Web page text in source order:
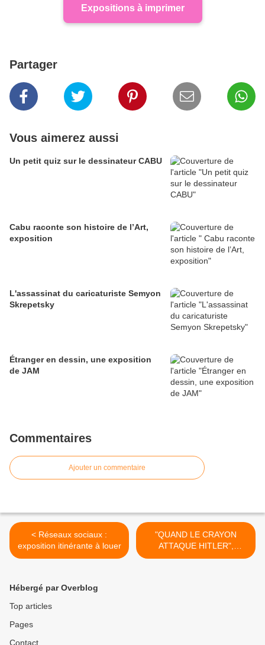
Expositions à imprimer
Partager
Vous aimerez aussi
Un petit quiz sur le dessinateur CABU
Cabu raconte son histoire de l’Art,
exposition
L'assassinat du caricaturiste Semyon
Skrepetsky
Étranger en dessin, une exposition
de JAM
Commentaires
Ajouter un commentaire
< Réseaux sociaux :
exposition itinérante à louer
"QUAND LE CRAYON
ATTAQUE HITLER",
exposition itinérante à
Hébergé par Overblog
Top articles
Pages
Contact